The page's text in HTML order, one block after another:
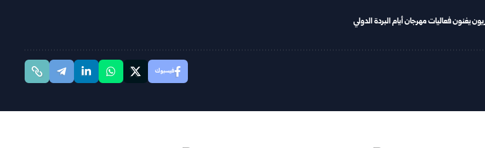
يغنون فعاليات مهرجان أيام البردة الدولي
فيسبوك